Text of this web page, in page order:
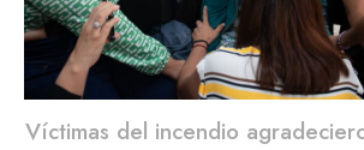
Víctimas del incendio